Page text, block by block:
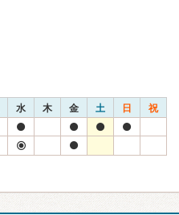
水 木 金 土 日 祝